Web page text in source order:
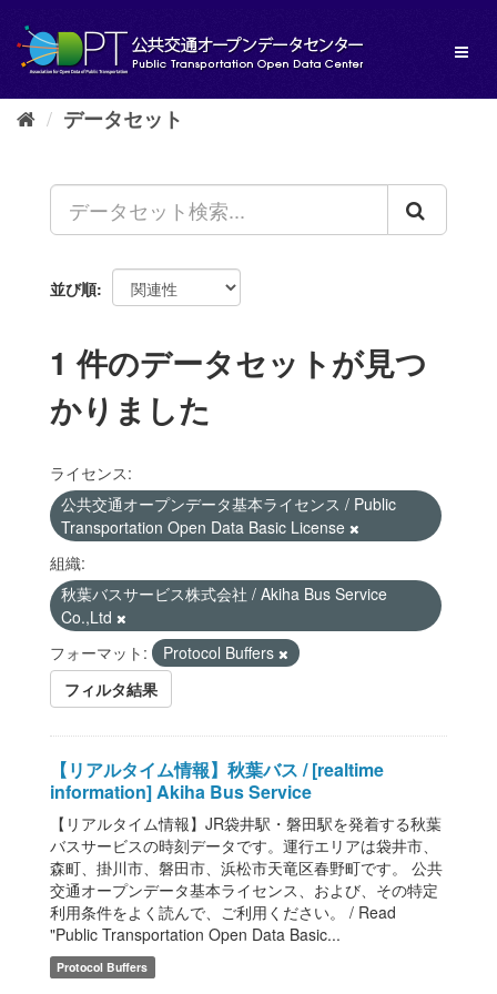
し
データセット
並び順
1 件のデータセットが見つ
かりました
ライセンス:
公共交通オープンデータ基本ライセンス / Public
Transportation Open Data Basic License
組織:
秋葉バスサービス株式会社 / Akiha Bus Service
Co.,Ltd
フォーマット:
Protocol Buffers
フィルタ結果
【リアルタイム情報】秋葉バス / [realtime
information] Akiha Bus Service
【リアルタイム情報】JR袋井駅・磐田駅を発着する秋葉
バスサービスの時刻データです。運行エリアは袋井市、
森町、掛川市、磐田市、浜松市天竜区春野町です。 公共
交通オープンデータ基本ライセンス、および、その特定
利用条件をよく読んで、ご利用ください。 / Read
"Public Transportation Open Data Basic...
Protocol Buffers